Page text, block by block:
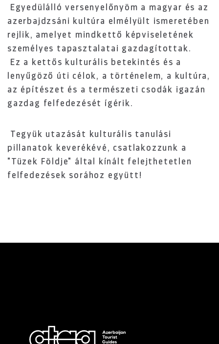
Egyedülálló versenyelőnyöm a magyar és az
azerbajdzsáni kultúra elmélyült ismeretében
rejlik, amelyet mindkettő képviseletének
személyes tapasztalatai gazdagítottak.
Ez a kettős kulturális betekintés és a
lenyűgöző úti célok, a történelem, a kultúra,
az építészet és a természeti csodák igazán
gazdag felfedezését ígérik.
Tegyük utazását kulturális tanulási
pillanatok keverékévé, csatlakozzunk a
"Tüzek Földje" által kínált felejthetetlen
felfedezések sorához együtt!